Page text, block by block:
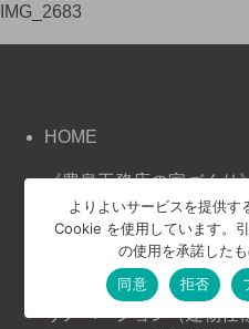
IMG_2683
HOME
《豊泉工務店の家づくり
コンセプト
施工事例
お客様の声
注文住宅（建物仕様）
リノベーション（建物仕
よりよいサービスを提供す
Cookie を使用しています。
の使用を承諾した
同意
拒否